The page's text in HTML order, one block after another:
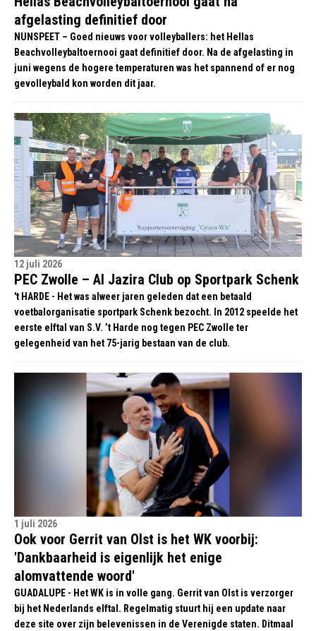
afgelasting definitief door
NUNSPEET – Goed nieuws voor volleyballers: het Hellas
Beachvolleybaltoernooi gaat definitief door. Na de afgelasting in
juni wegens de hogere temperaturen was het spannend of er nog
gevolleybald kon worden dit jaar.
12 juli 2026
PEC Zwolle – Al Jazira Club op Sportpark Schenk
't HARDE - Het was alweer jaren geleden dat een betaald
voetbalorganisatie sportpark Schenk bezocht. In 2012 speelde het
eerste elftal van S.V. ’t Harde nog tegen PEC Zwolle ter
gelegenheid van het 75-jarig bestaan van de club.
1 juli 2026
Ook voor Gerrit van Olst is het WK voorbij:
'Dankbaarheid is eigenlijk het enige
alomvattende woord'
GUADALUPE - Het WK is in volle gang. Gerrit van Olst is verzorger
bij het Nederlands elftal. Regelmatig stuurt hij een update naar
deze site over zijn belevenissen in de Verenigde staten. Ditmaal